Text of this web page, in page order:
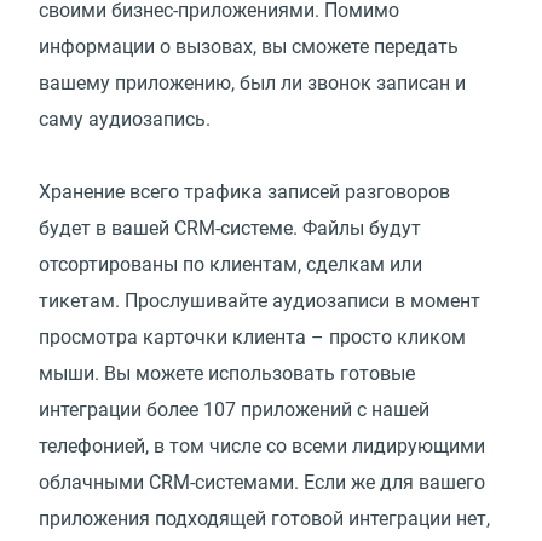
своими бизнес-приложениями. Помимо
информации о вызовах, вы сможете передать
вашему приложению, был ли звонок записан и
саму аудиозапись.
Хранение всего трафика записей разговоров
будет в вашей CRM-системе. Файлы будут
отсортированы по клиентам, сделкам или
тикетам. Прослушивайте аудиозаписи в момент
просмотра карточки клиента – просто кликом
мыши. Вы можете использовать готовые
интеграции более 107 приложений с нашей
телефонией, в том числе со всеми лидирующими
облачными CRM-системами. Если же для вашего
приложения подходящей готовой интеграции нет,